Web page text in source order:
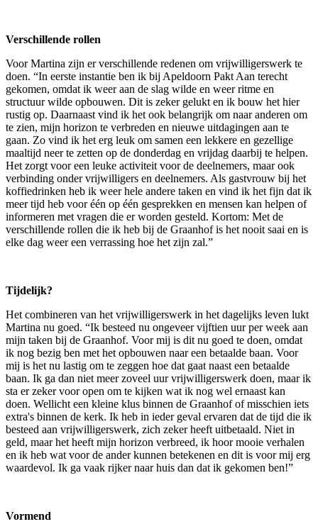
Verschillende rollen
Voor Martina zijn er verschillende redenen om vrijwilligerswerk te
doen. “In eerste instantie ben ik bij Apeldoorn Pakt Aan terecht
gekomen, omdat ik weer aan de slag wilde en weer ritme en
structuur wilde opbouwen. Dit is zeker gelukt en ik bouw het hier
rustig op. Daarnaast vind ik het ook belangrijk om naar anderen om
te zien, mijn horizon te verbreden en nieuwe uitdagingen aan te
gaan. Zo vind ik het erg leuk om samen een lekkere en gezellige
maaltijd neer te zetten op de donderdag en vrijdag daarbij te helpen.
Het zorgt voor een leuke activiteit voor de deelnemers, maar ook
verbinding onder vrijwilligers en deelnemers. Als gastvrouw bij het
koffiedrinken heb ik weer hele andere taken en vind ik het fijn dat ik
meer tijd heb voor één op één gesprekken en mensen kan helpen of
informeren met vragen die er worden gesteld. Kortom: Met de
verschillende rollen die ik heb bij de Graanhof is het nooit saai en is
elke dag weer een verrassing hoe het zijn zal.”
Tijdelijk?
Het combineren van het vrijwilligerswerk in het dagelijks leven lukt
Martina nu goed. “Ik besteed nu ongeveer vijftien uur per week aan
mijn taken bij de Graanhof. Voor mij is dit nu goed te doen, omdat
ik nog bezig ben met het opbouwen naar een betaalde baan. Voor
mij is het nu lastig om te zeggen hoe dat gaat naast een betaalde
baan. Ik ga dan niet meer zoveel uur vrijwilligerswerk doen, maar ik
sta er zeker voor open om te kijken wat ik nog wel ernaast kan
doen. Wellicht een kleine klus binnen de Graanhof of misschien iets
extra's binnen de kerk. Ik heb in ieder geval ervaren dat de tijd die ik
besteed aan vrijwilligerswerk, zich zeker heeft uitbetaald. Niet in
geld, maar het heeft mijn horizon verbreed, ik hoor mooie verhalen
en ik heb wat voor de ander kunnen betekenen en dit is voor mij erg
waardevol. Ik ga vaak rijker naar huis dan dat ik gekomen ben!”
Vormend